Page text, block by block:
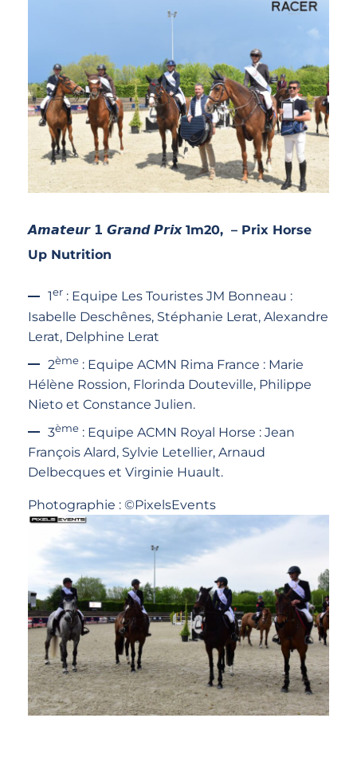
𝘼𝙢𝙖𝙩𝙚𝙪𝙧 𝟭 𝙂𝙧𝙖𝙣𝙙 𝙋𝙧𝙞𝙭 1m20, – Prix Horse
Up Nutrition
1er : Equipe Les Touristes JM Bonneau :
Isabelle Deschênes, Stéphanie Lerat, Alexandre
Lerat, Delphine Lerat
2ème : Equipe ACMN Rima France : Marie
Hélène Rossion, Florinda Douteville, Philippe
Nieto et Constance Julien.
3ème : Equipe ACMN Royal Horse : Jean
François Alard, Sylvie Letellier, Arnaud
Delbecques et Virginie Huault.
Photographie : ©PixelsEvents